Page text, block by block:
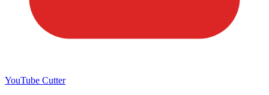
YouTube Cutter